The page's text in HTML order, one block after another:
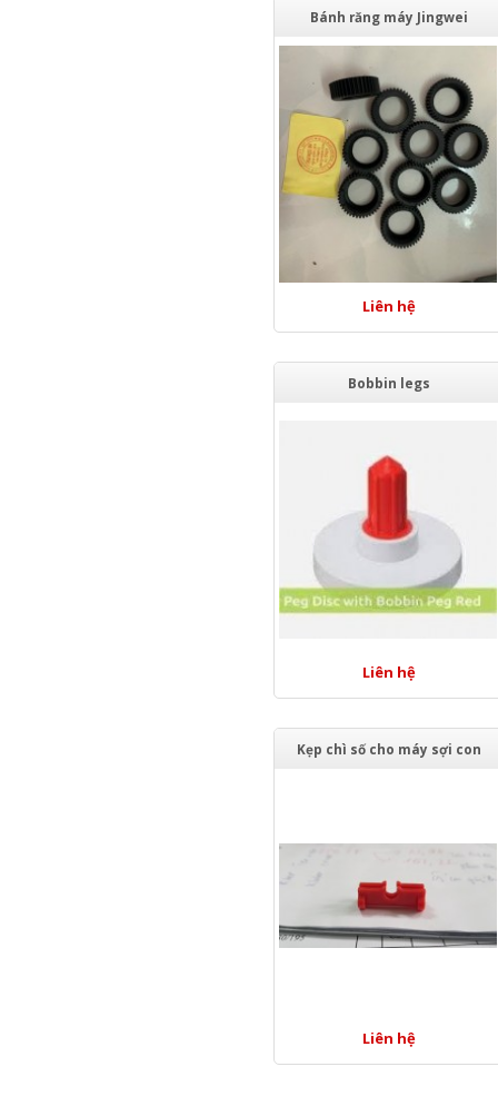
Bánh răng máy Jingwei
Liên hệ
Bobbin legs
Liên hệ
Kẹp chì số cho máy sợi con
Liên hệ